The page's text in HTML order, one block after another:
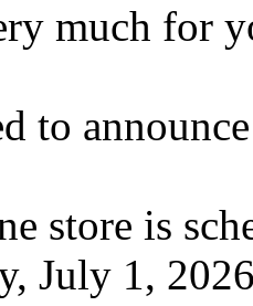
much for
to
store is
July 1,